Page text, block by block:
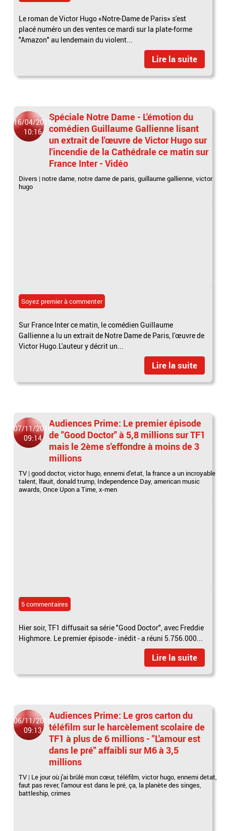
Le roman de Victor Hugo «Notre-Dame de Paris» s'est
placé numéro un des ventes ce mardi sur la plate-forme
"Amazon" au lendemain du violent...
Lire la suite
16/04/2019
10:16
Spéciale Notre Dame - L'émotion du
comédien Guillaume Gallienne lisant
un extrait de l'œuvre de Victor Hugo sur
l'incendie de la Cathédrale ce matin sur
France Inter - Vidéo
Divers | notre dame, notre dame de paris,guillaume gallienne,victor
hugo
Soyez premier à commenter
Sur France Inter ce matin, le comédien Guillaume
Gallienne a lu un extrait de Notre Dame de Paris, l'œuvre de
Victor Hugo.L'auteur y décrit un...
Lire la suite
07/11/2018
09:14
Audiences Prime: Le premier épisode
de "Good Doctor" à 5,8 millions sur TF1
mais le 2ème s'effondre à moins de 3
millions
TV |good doctor,victor hugo,ennemi d'etat, la france a un incroyable
talent, lfauit,donald trump, Independence Day,american music
awards,Once Upon a Time,x-men
5 commentaires
Hier soir, TF1 diffusait sa série "Good Doctor", avec Freddie
Highmore. Le premier épisode - inédit - a réuni 5.756.000...
Lire la suite
06/11/2018
09:13
Audiences Prime: Le gros carton du
téléfilm sur le harcèlement scolaire de
TF1 à plus de 6 millions - "L'amour est
dans le pré" affaibli sur M6 à 3,5
millions
TV | Le jour où j'ai brûlé mon cœur,téléfilm,victor hugo,ennemi detat,
faut pas rever, l'amour est dans le pré,ça, la planète des singes,
battleship,crimes